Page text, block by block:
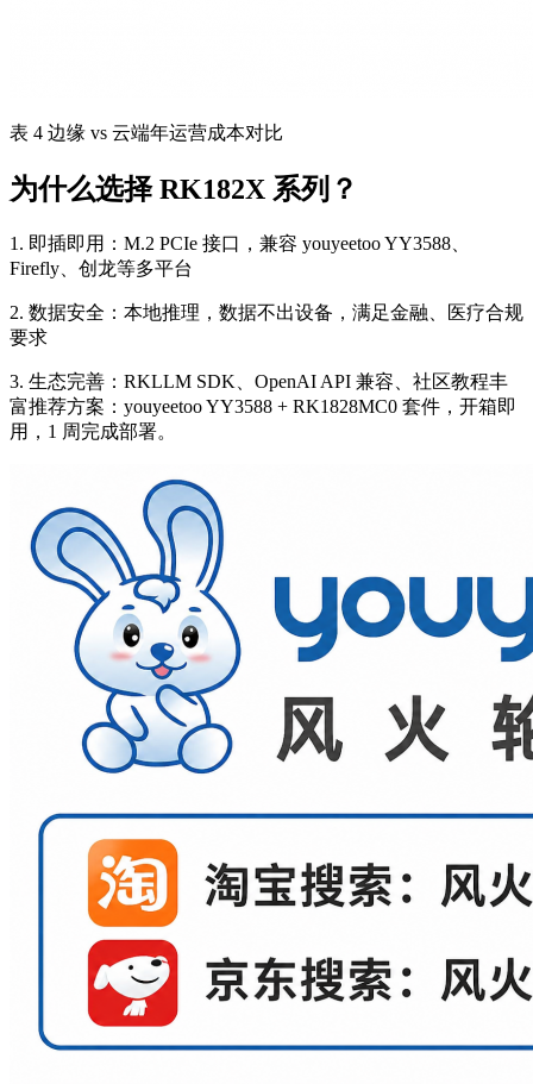
表 4 边缘 vs 云端年运营成本对比
为什么选择 RK182X 系列？
1. 即插即用：M.2 PCIe 接口，兼容 youyeetoo YY3588、
Firefly、创龙等多平台
2. 数据安全：本地推理，数据不出设备，满足金融、医疗合规
要求
3. 生态完善：RKLLM SDK、OpenAI API 兼容、社区教程丰
富推荐方案：youyeetoo YY3588 + RK1828MC0 套件，开箱即
用，1 周完成部署。